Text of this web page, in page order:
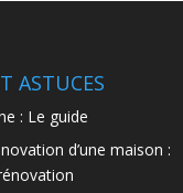
ASTUCES
: Le guide
d’une maison :